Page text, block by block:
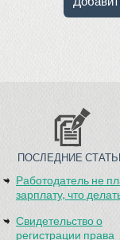
ПОСЛЕДНИЕ
Работодатель не
зарплату, что
Свидетельство о
регистрации права